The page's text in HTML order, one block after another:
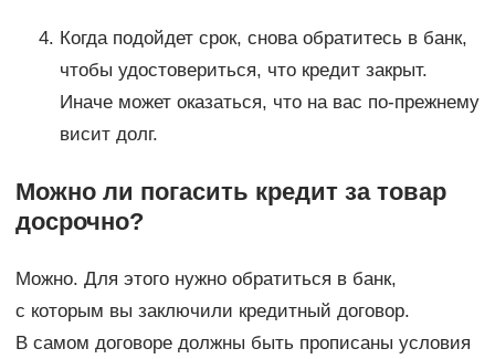
Когда подойдет срок, снова обратитесь в банк,
чтобы удостовериться, что кредит закрыт.
Иначе может оказаться, что на вас по-прежнему
висит долг.
Можно ли погасить кредит за товар
досрочно?
Можно. Для этого нужно обратиться в банк,
с которым вы заключили кредитный договор.
В самом договоре должны быть прописаны условия